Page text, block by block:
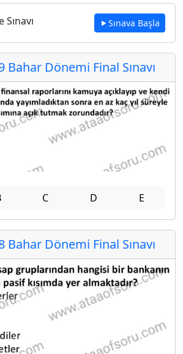
Sınava Başla
Bahar Dönemi Final Sınavı
C D E
Bahar Dönemi Final Sınavı